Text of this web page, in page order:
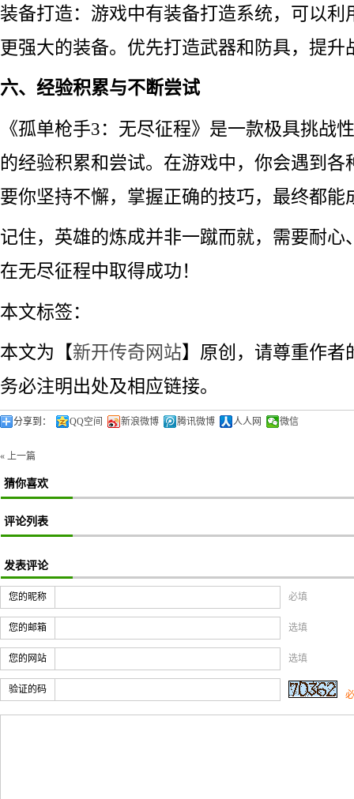
装备打造：游戏中有装备打造系统，可以利
更强大的装备。优先打造武器和防具，提升
六、经验积累与不断尝试
《孤单枪手3：无尽征程》是一款极具挑战
的经验积累和尝试。在游戏中，你会遇到各
要你坚持不懈，掌握正确的技巧，最终都能
记住，英雄的炼成并非一蹴而就，需要耐心
在无尽征程中取得成功！
本文标签：
本文为【新开传奇网站】原创，请尊重作者
务必注明出处及相应链接。
分享到： QQ空间 新浪微博 腾讯微博 人人网 微信
« 上一篇
猜你喜欢
评论列表
发表评论
您的昵称 必填
您的邮箱 选填
您的网站 选填
验证的码